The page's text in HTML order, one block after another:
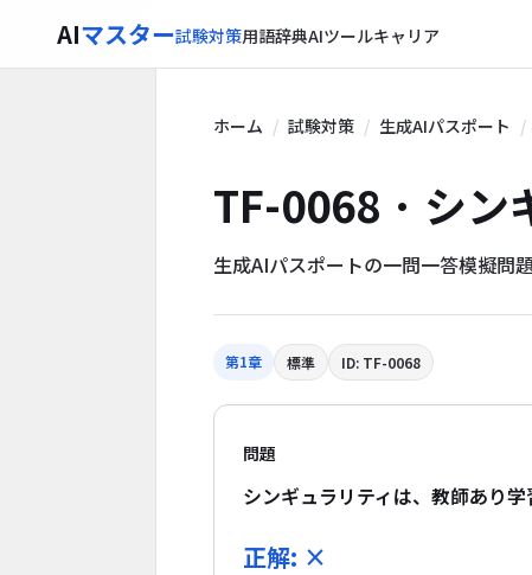
AIマスター試験対策用語辞典AIツールキャリア
ホーム 試験対策 生成AIパスポート
TF-0068 · シン
生成AIパスポートの一問一答模擬問
第1章 標準 ID: TF-0068
問題
シンギュラリティは、教師あり
正解: ×